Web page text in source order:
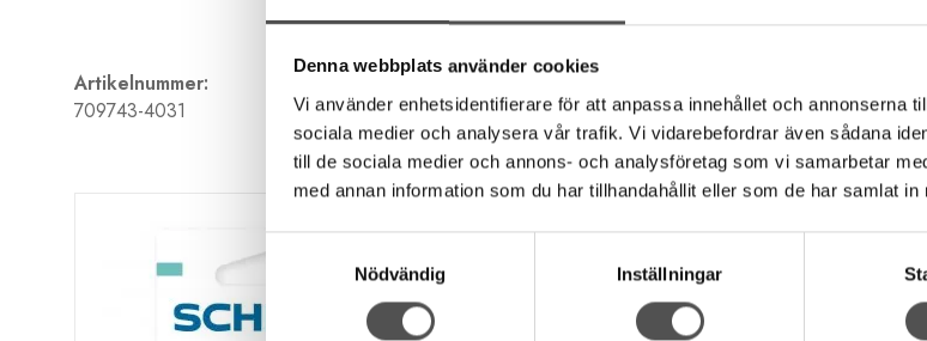
Denna webbplats använder cookies
Vi använder enhetsidentifierare för att anpassa innehållet och annonserna
sociala medier och analysera vår trafik. Vi vidarebefordrar även sådana
till de sociala medier och annons- och analysföretag som vi samarbetar
med annan information som du har tillhandahållit eller som de har samlat
Nödvändig
Inställningar
Artikelnummer:
709743-4031
Rekommenderade tillbehör till